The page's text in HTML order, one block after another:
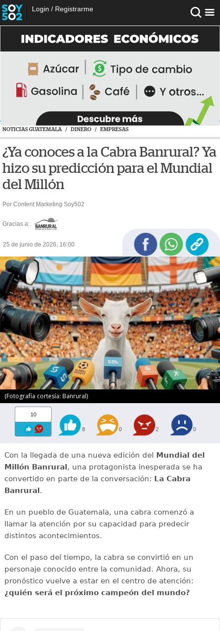
Login / Registrarme
NOTICIAS GUATEMALA / DINERO / EMPRESAS
¿Ya conoces a la Cabra Banrural? Ya
hizo su predicción para el Mundial
del Millón
Por Content Marketing Soy502
Gracias a:
25 de junio de 2026, 16:00
(Fotografía cortesía: Banrural)
10
8 0 2 0
Con la llegada de una nueva edición del Mundial del
Millón Banrural, una protagonista inesperada se ha
convertido en parte de la conversación: La Cabra
Banrural.
En un pueblo de Guatemala, una cabra comenzó a
llamar la atención por su capacidad para predecir
distintos acontecimientos.
Con el paso del tiempo, la cabra se convirtió en un
personaje conocido entre la comunidad. Ahora, su
pronóstico vuelve a estar en el centro de atención:
¿quién será el próximo campeón del mundo?